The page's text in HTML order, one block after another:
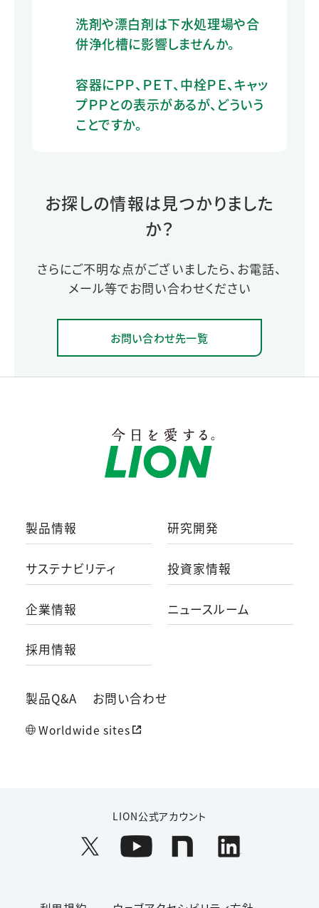
洗剤や漂白剤は下水処理場や合
併浄化槽に影響しませんか。
容器にＰＰ、ＰＥＴ、中栓ＰＥ、キャッ
プＰＰとの表示があるが、どういう
ことですか。
お探しの情報は見つかりました
か？
さらにご不明な点がございましたら、お電話、
メール等でお問い合わせください
お問い合わせ先一覧
製品情報 研究開発
サステナビリティ 投資家情報
企業情報 ニュースルーム
採用情報
製品Q&A お問い合わせ
Worldwide sites
LION公式アカウント